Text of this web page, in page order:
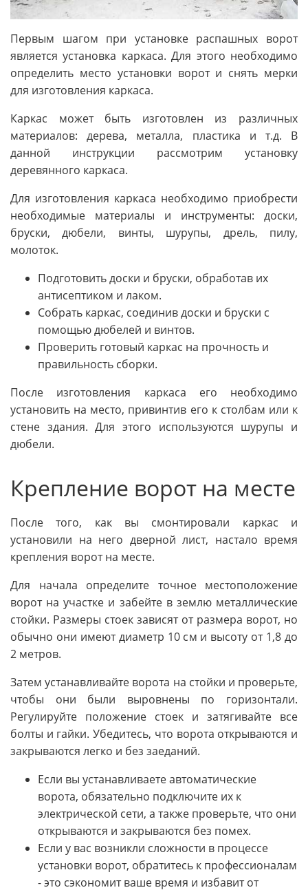
Первым шагом при установке распашных ворот
является установка каркаса. Для этого необходимо
определить место установки ворот и снять мерки
для изготовления каркаса.
Каркас может быть изготовлен из различных
материалов: дерева, металла, пластика и т.д. В
данной инструкции рассмотрим установку
деревянного каркаса.
Для изготовления каркаса необходимо приобрести
необходимые материалы и инструменты: доски,
бруски, дюбели, винты, шурупы, дрель, пилу,
молоток.
Подготовить доски и бруски, обработав их
антисептиком и лаком.
Собрать каркас, соединив доски и бруски с
помощью дюбелей и винтов.
Проверить готовый каркас на прочность и
правильность сборки.
После изготовления каркаса его необходимо
установить на место, привинтив его к столбам или к
стене здания. Для этого используются шурупы и
дюбели.
Крепление ворот на месте
После того, как вы смонтировали каркас и
установили на него дверной лист, настало время
крепления ворот на месте.
Для начала определите точное местоположение
ворот на участке и забейте в землю металлические
стойки. Размеры стоек зависят от размера ворот, но
обычно они имеют диаметр 10 см и высоту от 1,8 до
2 метров.
Затем устанавливайте ворота на стойки и проверьте,
чтобы они были выровнены по горизонтали.
Регулируйте положение стоек и затягивайте все
болты и гайки. Убедитесь, что ворота открываются и
закрываются легко и без заеданий.
Если вы устанавливаете автоматические
ворота, обязательно подключите их к
электрической сети, а также проверьте, что они
открываются и закрываются без помех.
Если у вас возникли сложности в процессе
установки ворот, обратитесь к профессионалам
- это сэкономит ваше время и избавит от